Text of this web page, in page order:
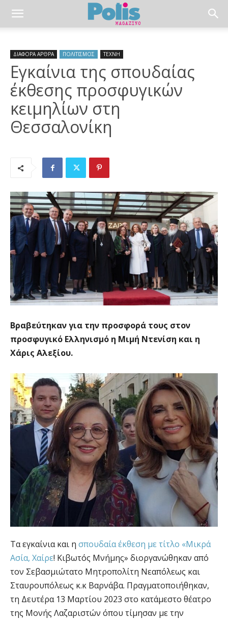
ΔΙΑΦΟΡΑ ΑΡΘΡΑ ΠΟΛΙΤΙΣΜΟΣ ΤΕΧΝΗ
Εγκαίνια της σπουδαίας
έκθεσης προσφυγικών
κειμηλίων στη
Θεσσαλονίκη
Βραβεύτηκαν για την προσφορά τους στον
προσφυγικό Ελληνισμό η Μιμή Ντενίση και η
Χάρις Αλεξίου.
Τα εγκαίνια και η σπουδαία έκθεση με τίτλο «Μικρά
Ασία, Χαίρε! Κιβωτός Μνήμης» διοργανώθηκαν από
τον Σεβασμιώτατο Μητροπολίτη Νεαπόλεως και
Σταυρουπόλεως κ.κ Βαρνάβα. Πραγματοποιήθηκαν,
τη Δευτέρα 13 Μαρτίου 2023 στο κατάμεστο θέατρο
της Μονής Λαζαριστών όπου τίμησαν με την